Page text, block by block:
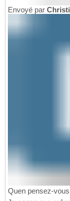
Envoyé par
Quen pensez-